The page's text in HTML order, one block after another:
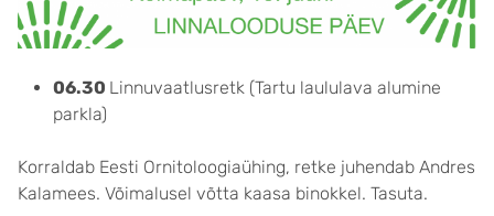
06.30 Linnuvaatlusretk (Tartu laululava alumine
parkla)
Korraldab Eesti Ornitoloogiaühing, retke juhendab Andres
Kalamees. Võimalusel võtta kaasa binokkel. Tasuta.